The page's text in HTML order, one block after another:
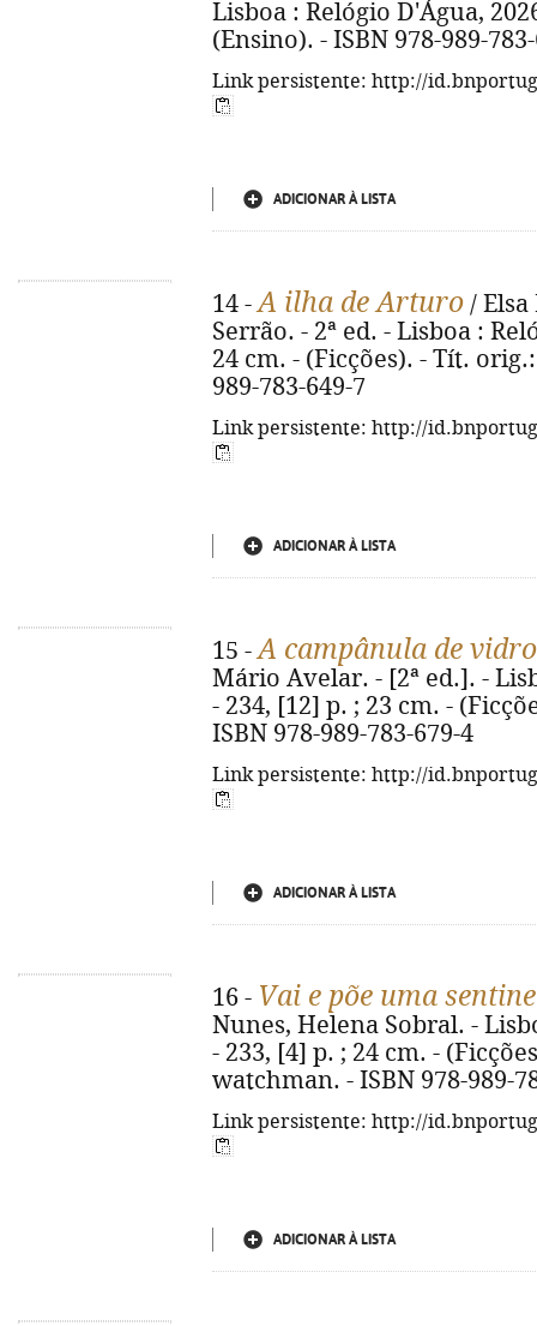
Lisboa : Relógio D'Água,
(Ensino). - ISBN 978-989-
Link persistente: http://
ADICIONAR À LISTA
14 -A ilha de Arturo /
Serrão. - 2ª ed. - Lisboa :
24 cm. - (Ficções). - Tít.
989-783-649-7
Link persistente: http://
ADICIONAR À LISTA
15 -A campânula de vidro
Mário Avelar. - [2ª ed.]. -
- 234, [12] p. ; 23 cm. -
ISBN 978-989-783-679-4
Link persistente: http://
ADICIONAR À LISTA
16 - Vai e põe uma
Nunes, Helena Sobral. -
- 233, [4] p. ; 24 cm. -
watchman. - ISBN 978-989-
Link persistente: http://
ADICIONAR À LISTA